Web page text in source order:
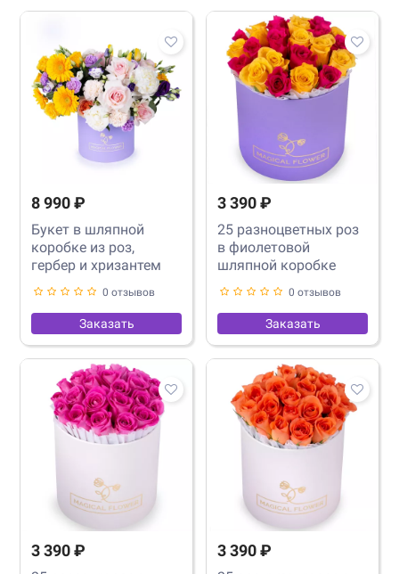
8 990 ₽
Букет в шляпной
коробке из роз,
гербер и хризантем
0 отзывов
Заказать
3 390 ₽
25 разноцветных роз
в фиолетовой
шляпной коробке
0 отзывов
Заказать
3 390 ₽ 3 390 ₽